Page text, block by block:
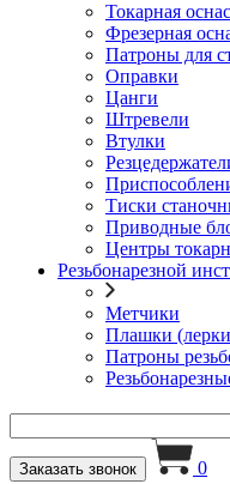
Токарная
Фрезерная
Патроны для
Оправки
Цанги
Штревели
Втулки
Тиски
Приводные
Центры
Резьбонарезной
Метчики
Плашки
Патроны
Заказать звонок 0